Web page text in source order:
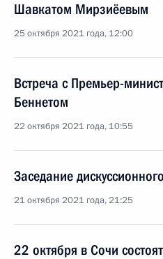
Шавкатом Мирзиёевым
25 октября 2021 года, 12:00
Встреча с Премьер-
Беннетом
22 октября 2021 года, 10:55
Заседание
21 октября 2021 года, 21:25
22 октября в Сочи